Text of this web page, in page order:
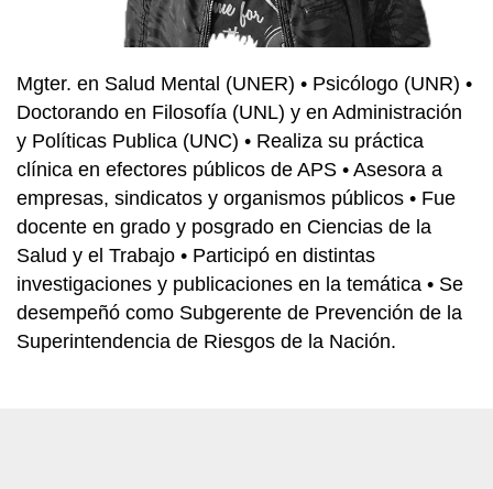
Mgter. en Salud Mental (UNER) • Psicólogo (UNR) •
Doctorando en Filosofía (UNL) y en Administración
y Políticas Publica (UNC) • Realiza su práctica
clínica en efectores públicos de APS • Asesora a
empresas, sindicatos y organismos públicos • Fue
docente en grado y posgrado en Ciencias de la
Salud y el Trabajo • Participó en distintas
investigaciones y publicaciones en la temática • Se
desempeñó como Subgerente de Prevención de la
Superintendencia de Riesgos de la Nación.